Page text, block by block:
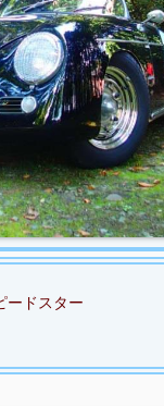
ードスター